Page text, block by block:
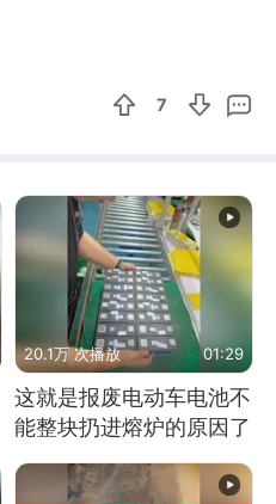
7
20.1万 次播放 01:29
这就是报废电动车电池不
能整块扔进熔炉的原因了